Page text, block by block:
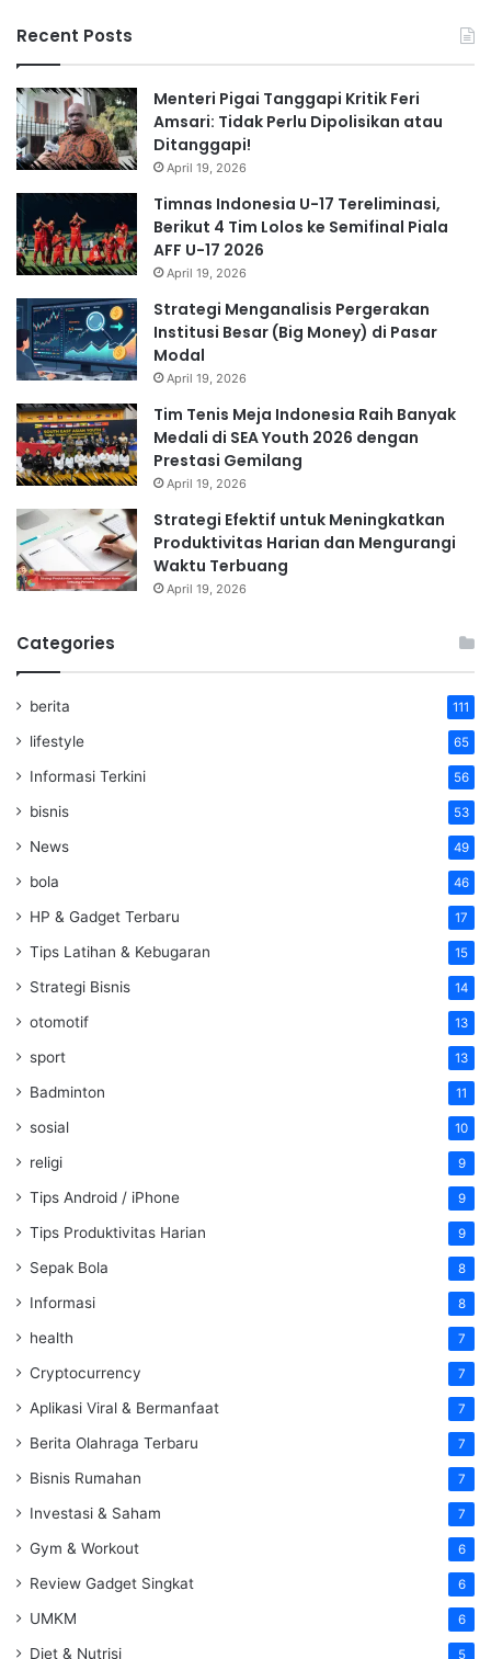
Recent Posts
Menteri Pigai Tanggapi Kritik Feri
Amsari: Tidak Perlu Dipolisikan atau
Ditanggapi!
April 19, 2026
Timnas Indonesia U-17 Tereliminasi,
Berikut 4 Tim Lolos ke Semifinal Piala
AFF U-17 2026
April 19, 2026
Strategi Menganalisis Pergerakan
Institusi Besar (Big Money) di Pasar
Modal
April 19, 2026
Tim Tenis Meja Indonesia Raih Banyak
Medali di SEA Youth 2026 dengan
Prestasi Gemilang
April 19, 2026
Strategi Efektif untuk Meningkatkan
Produktivitas Harian dan Mengurangi
Waktu Terbuang
April 19, 2026
Categories
berita 111
lifestyle 65
Informasi Terkini 56
bisnis 53
News 49
bola 46
HP & Gadget Terbaru 17
Tips Latihan & Kebugaran 15
Strategi Bisnis 14
otomotif 13
sport 13
Badminton 11
sosial 10
religi 9
Tips Android / iPhone 9
Tips Produktivitas Harian 9
Sepak Bola 8
Informasi 8
health 7
Cryptocurrency 7
Aplikasi Viral & Bermanfaat 7
Berita Olahraga Terbaru 7
Bisnis Rumahan 7
Investasi & Saham 7
Gym & Workout 6
Review Gadget Singkat 6
UMKM 6
Diet & Nutrisi 5